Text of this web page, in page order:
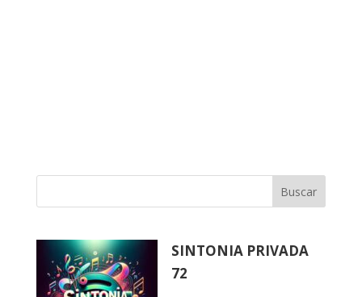
Buscar
SINTONIA PRIVADA
72